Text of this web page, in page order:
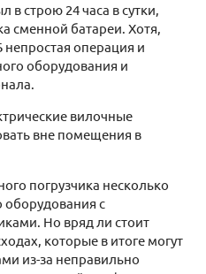
в строю 24 часа в сутки,
сменной батареи. Хотя,
непростая операция и
оборудования и
вилочные
вне помещения в
погрузчика несколько
оборудования с
Но вряд ли стоит
которые в итоге могут
из-за неправильно